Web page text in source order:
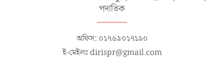
পদাতিক
অফিস: ০১৭৬৯০১৭১৯০
ই-মেইলঃ dirispr@gmail.com